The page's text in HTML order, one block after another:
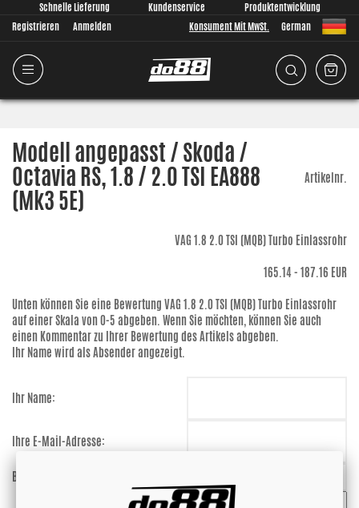
Schnelle Lieferung Kundenservice
Produktentwicklung
Registrieren
Anmelden Konsument Mit MwSt. German
Modell angepasst / Skoda /
Octavia RS, 1.8 / 2.0 TSI EA888
(Mk3 5E)
Artikelnr.
VAG 1.8 2.0 TSI (MQB) Turbo Einlassrohr
165.14 - 187.16 EUR
Unten können Sie eine Bewertung VAG 1.8 2.0 TSI (MQB) Turbo Einlassrohr
auf einer Skala von 0-5 abgeben. Wenn Sie möchten, können Sie auch
einen Kommentar zu Ihrer Bewertung des Artikels abgeben.
Ihr Name wird als Absender angezeigt.
Ihr Name:
Ihre E-Mail-Adresse:
Bewertung: